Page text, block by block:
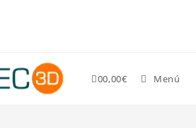
00,00€ Menú